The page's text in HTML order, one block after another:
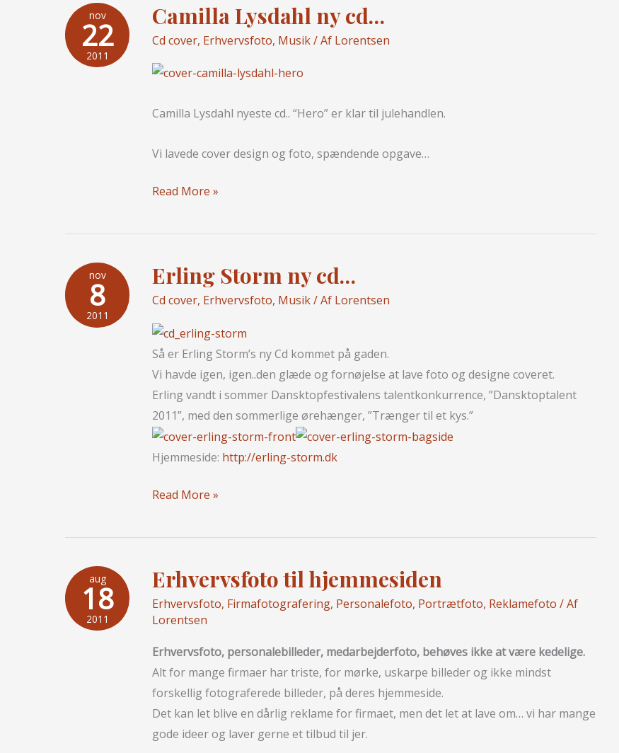
nov
22
2011
Camilla Lysdahl ny cd…
Cd cover, Erhvervsfoto, Musik/ Af Lorentsen
Camilla Lysdahl nyeste cd.. “Hero” er klar til julehandlen.
Vi lavede cover design og foto, spændende opgave…
Camilla
ny
Read More »
nov
8
2011
Erling Storm ny cd…
Cd cover, Erhvervsfoto, Musik/ Af Lorentsen
Så er Erling Storm’s ny Cd kommet på gaden.
Vi havde igen, igen..den glæde og fornøjelse at lave foto og designe coveret.
Erling vandt i sommer Dansktopfestivalens talentkonkurrence, ”Dansktoptalent
2011”, med den sommerlige ørehænger, ”Trænger til et kys.”
Hjemmeside: http://erling-storm.dk
Erling
ny
Read More »
aug
18
2011
Erhvervsfoto til hjemmesiden
Erhvervsfoto, Firmafotografering, Personalefoto, Portrætfoto, Reklamefoto / Af
Lorentsen
Erhvervsfoto, personalebilleder, medarbejderfoto, behøves ikke at være kedelige.
Alt for mange firmaer har triste, for mørke, uskarpe billeder og ikke mindst
forskellig fotograferede billeder, på deres hjemmeside.
Det kan let blive en dårlig reklame for firmaet, men det let at lave om… vi har mange
gode ideer og laver gerne et tilbud til jer.